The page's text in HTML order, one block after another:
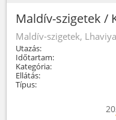
Maldív-szigetek /
Maldív-szigetek,
Utazás:
Időtartam:
Kategória:
Ellátás:
Típus: